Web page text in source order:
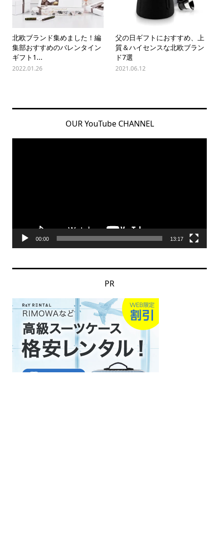
北欧ブランド集めました！編
集部おすすめのバレンタイン
ギフト1...
2022.01.26
父の日ギフトにおすすめ、上
質＆ハイセンスな北欧ブラン
ド7選
2021.06.12
OUR YouTube CHANNEL
00:00 13:17
PR